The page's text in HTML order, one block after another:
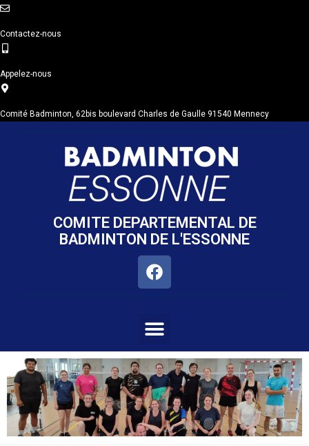
Contactez-nous
Appelez-nous
Comité Badminton, 62bis boulevard Charles de Gaulle 91540 Mennecy
COMITE DEPARTEMENTAL DE
BADMINTON DE L'ESSONNE